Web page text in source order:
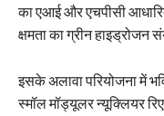
का एआई और एचपीसी
क्षमता का ग्रीन हाइड्रोजन
इसके अलावा परियोजना में
स्मॉल मॉड्यूलर न्यूक्लियर